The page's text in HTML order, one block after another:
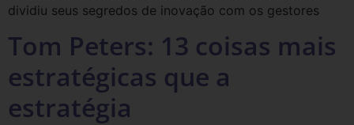
dividiu seus segredos de inovação com os gestores
Tom Peters: 13 coisas mais
estratégicas que a
estratégia